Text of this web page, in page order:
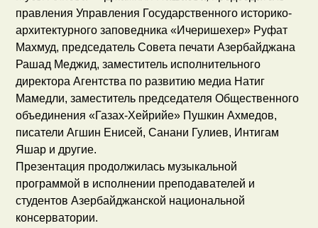
правления Управления Государственного историко-
архитектурного заповедника «Ичеришехер» Руфат
Махмуд, председатель Совета печати Азербайджана
Рашад Меджид, заместитель исполнительного
директора Агентства по развитию медиа Натиг
Мамедли, заместитель председателя Общественного
объединения «Газах-Хейрийе» Пушкин Ахмедов,
писатели Агшин Енисей, Санани Гулиев, Интигам
Яшар и другие.
Презентация продолжилась музыкальной
программой в исполнении преподавателей и
студентов Азербайджанской национальной
консерватории.